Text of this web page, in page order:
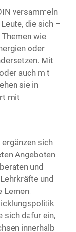
versammeln
die sich –
wie
oder
Mit
auch mit
sie in
mit
sich
Angeboten
und
und
Lernen.
sich dafür ein,
innerhalb